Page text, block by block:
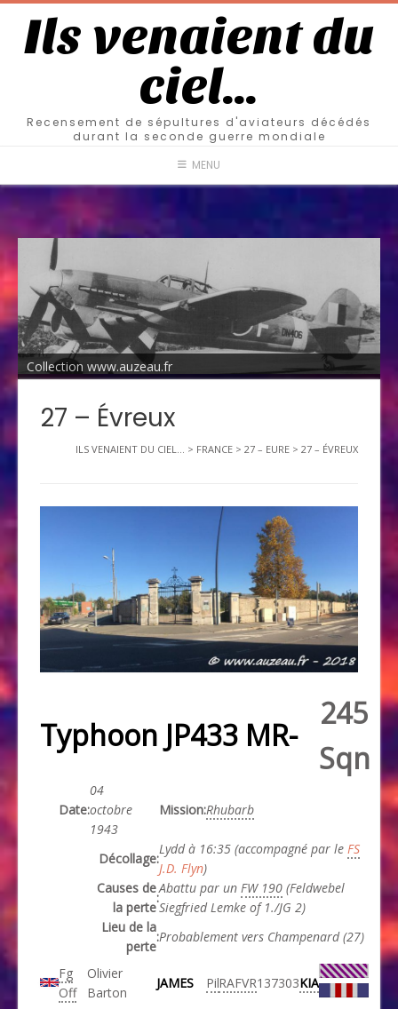
Ils venaient du
ciel…
Recensement de sépultures d'aviateurs décédés
durant la seconde guerre mondiale
MENU
Collection www.auzeau.fr
27 – Évreux
ILS VENAIENT DU CIEL... > FRANCE > 27 – EURE > 27 – ÉVREUX
Typhoon JP433 MR-
245
Sqn
Date:
04
octobre
1943
Mission:Rhubarb
Décollage:
Lydd à 16:35 (accompagné par le FS
J.D. Flyn)
Causes de
la perte
:
Abattu par un FW 190 (Feldwebel
Siegfried Lemke of 1./JG 2)
Lieu de la
perte
:Probablement vers Champenard (27)
Fg
Off
Olivier
Barton
JAMES PilRAFVR137303KIA